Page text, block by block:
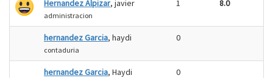
Hernandez Alpizar, javier
administracion
1 8.0
hernandez Garcia, haydi
contaduria
0
hernandez Garcia, Haydi
0